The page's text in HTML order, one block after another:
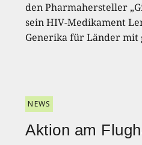
den Pharmahersteller
sein HIV-Medikament
Generika für Länder mit
NEWS
Aktion am